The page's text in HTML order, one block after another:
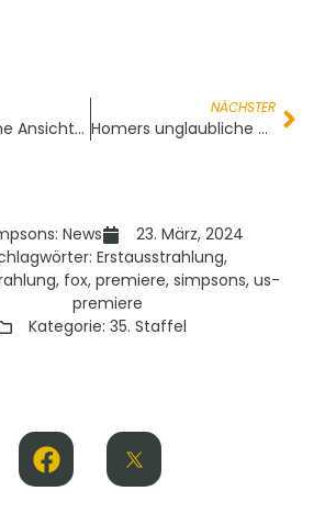
Pädagogische Ansichten eines Clowns
NÄCHSTER
Homers unglaubliche Reise durch die Windschutzscheibe
News
23. März, 2024
Erstausstrahlung,
, fox, premiere, simpsons, us-
premiere
Kategorie: 35. Staffel